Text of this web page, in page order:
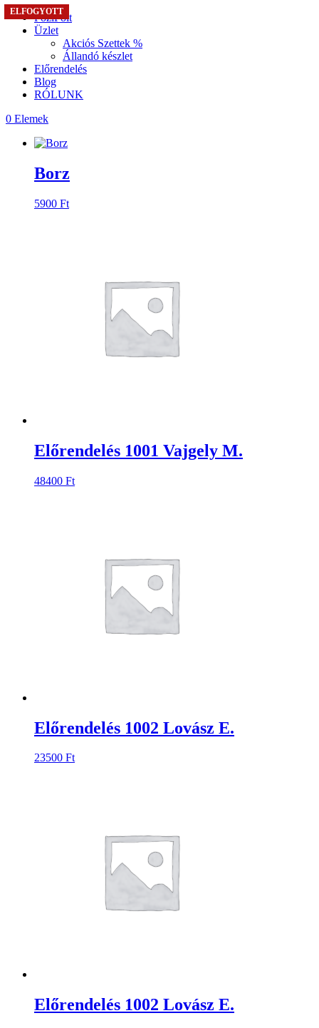
FoziFolt
Üzlet
Akciós Szettek %
Állandó készlet
Előrendelés
Blog
RÓLUNK
0 Elemek
Borz
5900 Ft
ELFOGYOTT
Előrendelés 1001 Vajgely M.
48400 Ft
ELFOGYOTT
Előrendelés 1002 Lovász E.
23500 Ft
ELFOGYOTT
Előrendelés 1002 Lovász E.
ELFOGYOTT
ELFOGYOTT
ELFOGYOTT
ELFOGYOTT
ELFOGYOTT
ELFOGYOTT
ELFOGYOTT
ELFOGYOTT
ELFOGYOTT
ELFOGYOTT
ELFOGYOTT
ELFOGYOTT